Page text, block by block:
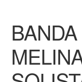
Finalizar compra